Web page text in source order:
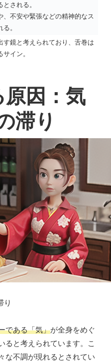
される。
、不安や緊張などの精神的なス
。
す鏡と考えられており、舌巻は
イン。
因：気
滞り
り
である「気」が全身をめぐ
ると考えられています。こ
な不調が現れるとされてい